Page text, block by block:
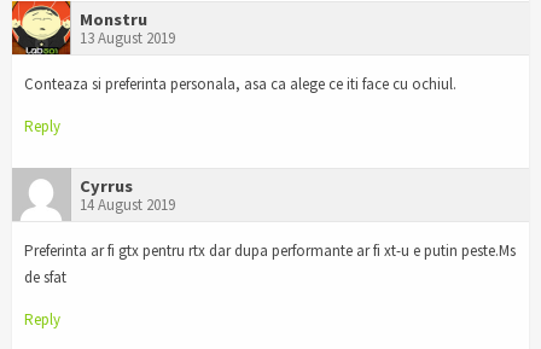
Monstru
13 August 2019
Conteaza si preferinta personala, asa ca alege ce iti face cu ochiul.
Reply
Cyrrus
14 August 2019
Preferinta ar fi gtx pentru rtx dar dupa performante ar fi xt-u e putin peste.Ms
de sfat
Reply